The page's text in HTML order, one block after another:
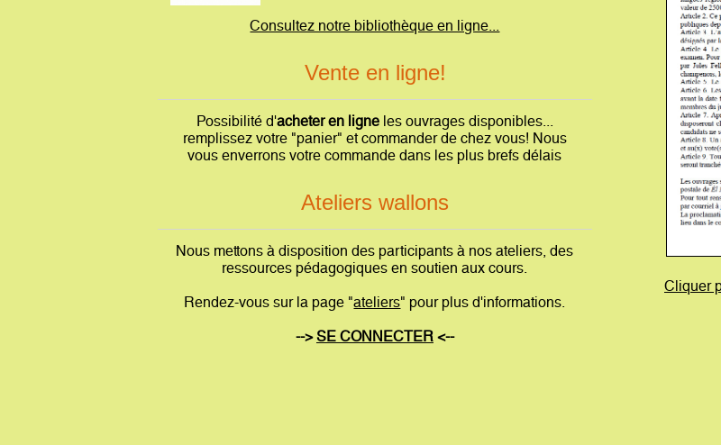
Consultez notre bibliothèque en ligne...
Vente en ligne!
Possibilité d'acheter en ligneles ouvrages disponibles...
remplissez votre "panier" et commander de chez vous! Nous
vous enverrons votre commande dans les plus brefs délais
Ateliers wallons
Nous mettons à disposition des participants à nos ateliers, des
ressources pédagogiques en soutien aux cours.
Rendez-vous sur la page "ateliers" pour plus d'informations.
-->SE CONNECTER<--
Cliquer